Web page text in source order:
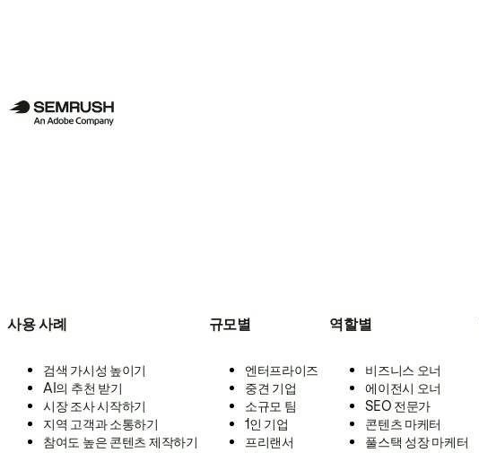
사용 사례
검색 가시성 높이기
AI의 추천 받기
시장 조사 시작하기
지역 고객과 소통하기
참여도 높은 콘텐츠 제작하기
규모별
엔터프라이즈
중견 기업
소규모 팀
1인 기업
프리랜서
역할별
비즈니스 오너
에이전시 오너
SEO 전문가
콘텐츠 마케터
풀스택 성장 마케터